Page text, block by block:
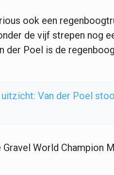
ook een
de vijf strepen nog
der Poel is de
Van der Poel
World Champion